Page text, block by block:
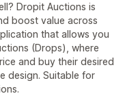
Dropit Auctions is
boost value across
that allows you
(Drops), where
and buy their desired
design. Suitable for